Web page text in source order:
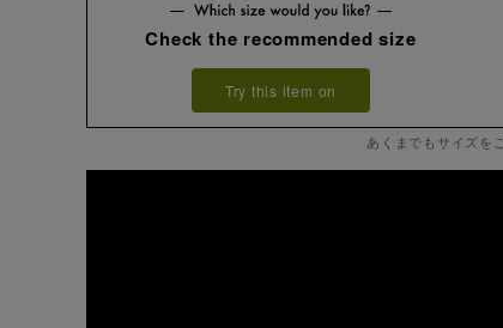
Check the recommended size
Try this item on
あくまでもサイズを